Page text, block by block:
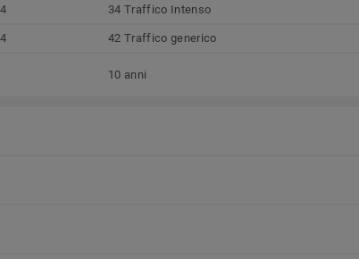
34 Traffico Intenso
42 Traffico generico
10 anni